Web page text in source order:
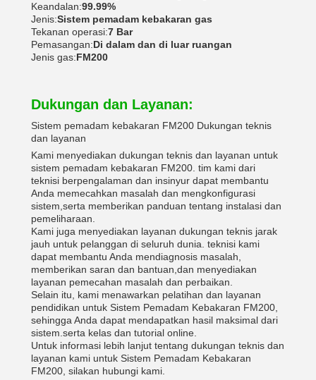
Keandalan:99.99%
Jenis:Sistem pemadam kebakaran gas
Tekanan operasi:7 Bar
Pemasangan:Di dalam dan di luar ruangan
Jenis gas:FM200
Dukungan dan Layanan:
Sistem pemadam kebakaran FM200 Dukungan teknis
dan layanan
Kami menyediakan dukungan teknis dan layanan untuk
sistem pemadam kebakaran FM200. tim kami dari
teknisi berpengalaman dan insinyur dapat membantu
Anda memecahkan masalah dan mengkonfigurasi
sistem,serta memberikan panduan tentang instalasi dan
pemeliharaan.
Kami juga menyediakan layanan dukungan teknis jarak
jauh untuk pelanggan di seluruh dunia. teknisi kami
dapat membantu Anda mendiagnosis masalah,
memberikan saran dan bantuan,dan menyediakan
layanan pemecahan masalah dan perbaikan.
Selain itu, kami menawarkan pelatihan dan layanan
pendidikan untuk Sistem Pemadam Kebakaran FM200,
sehingga Anda dapat mendapatkan hasil maksimal dari
sistem.serta kelas dan tutorial online.
Untuk informasi lebih lanjut tentang dukungan teknis dan
layanan kami untuk Sistem Pemadam Kebakaran
FM200, silakan hubungi kami.